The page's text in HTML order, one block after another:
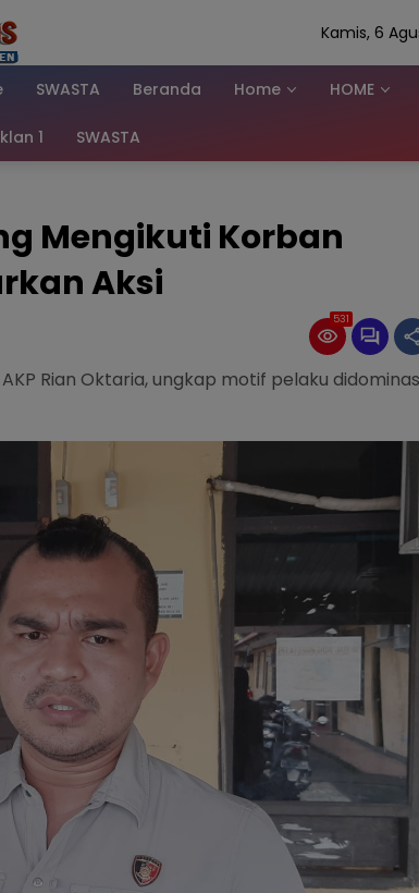
Kamis, 6
SWASTA Beranda Home HOME
1 SWASTA
Mengikuti Korban
Aksi
531
Rian Oktaria, ungkap motif pelaku